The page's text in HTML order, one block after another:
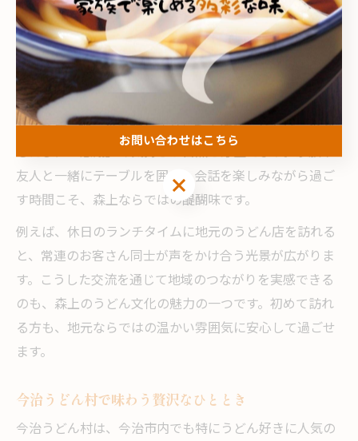
間を満喫
森上独自のうどん時間の過ごし方
森上エリアでうどんを味わう時間は、ただの食事ではな
く、地域の人々の温かさや歴史も感じられる特別なひと
ときです。地元の素材を活かした手作りうどんは、食べ
るたびに「感謝」の気持ちが自然と芽生えます。家族や
友人と一緒にテーブルを囲み、会話を楽しみながら過ご
す時間こそ、森上ならではの醍醐味です。
例えば、休日のランチタイムに地元のうどん店を訪れる
と、常連のお客さん同士が声をかけ合う光景が広がりま
す。こうした交流を通じて地域のつながりを実感できる
のも、森上のうどん文化の魅力の一つです。初めて訪れ
る方も、地元ならではの温かい雰囲気に安心して過ごせ
ます。
今治うどん村で味わう贅沢なひととき
今治うどん村は、今治市内でも特にうどん好きに人気の
お問い合わせはこちら
お問い合わせはこちら